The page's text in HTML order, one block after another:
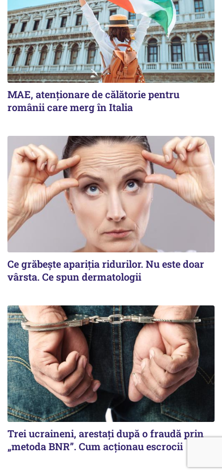
MAE, atenționare de călătorie pentru
românii care merg în Italia
Ce grăbește apariția ridurilor. Nu este doar
vârsta. Ce spun dermatologii
Trei ucraineni, arestați după o fraudă prin
„metoda BNR”. Cum acționau escrocii